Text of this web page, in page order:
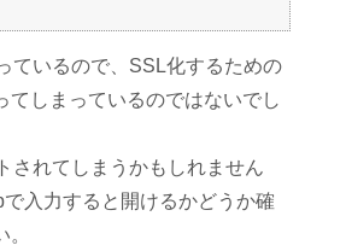
ているので、SSL化するための
てしまっているのではないでし
されてしまうかもしれません
入力すると開けるかどうか確